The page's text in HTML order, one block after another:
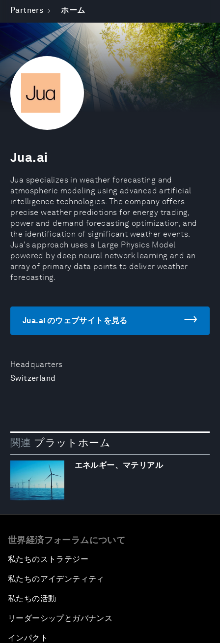
Partners ホーム
Headquarters
Switzerland
Jua.ai
Jua specializes in weather forecasting and
atmospheric modeling using advanced artificial
intelligence technologies. The company offers
precise weather predictions for energy trading,
power and demand forecasting optimization, and
the identification of significant weather events.
Jua's approach uses a Large Physics Model
powered by deep neural network learning and an
array of primary data points to deliver weather
forecasting.
Jua.ai のウェブサイトを見る
関連 プラットホーム
エネルギー、マテリアル
世界経済フォーラムについて
私たちのストラテジー
私たちのアイデンティティ
私たちの活動
リーダーシップとガバナンス
インパクト